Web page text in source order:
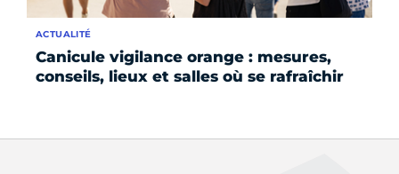
Canicule vigilance orange : mesures,
conseils, lieux et salles où se rafraîchir
ACTUALITÉ